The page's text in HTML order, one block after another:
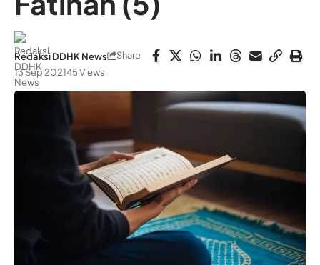
Redaksi DDHK News
13 Sep 202145 Views
Share